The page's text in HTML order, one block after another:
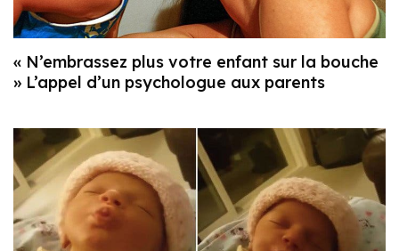
« N’embrassez plus votre enfant sur la bouche
» L’appel d’un psychologue aux parents